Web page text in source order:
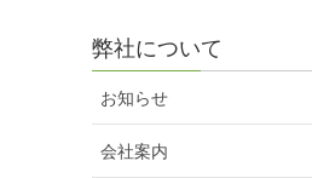
弊社について
お知らせ
会社案内